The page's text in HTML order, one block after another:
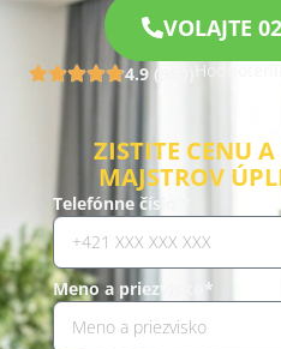
VOLAJTE
4.9 (960)
ZISTITE CENU
MAJSTROV
Telefónne číslo *
Meno a priezvisko*